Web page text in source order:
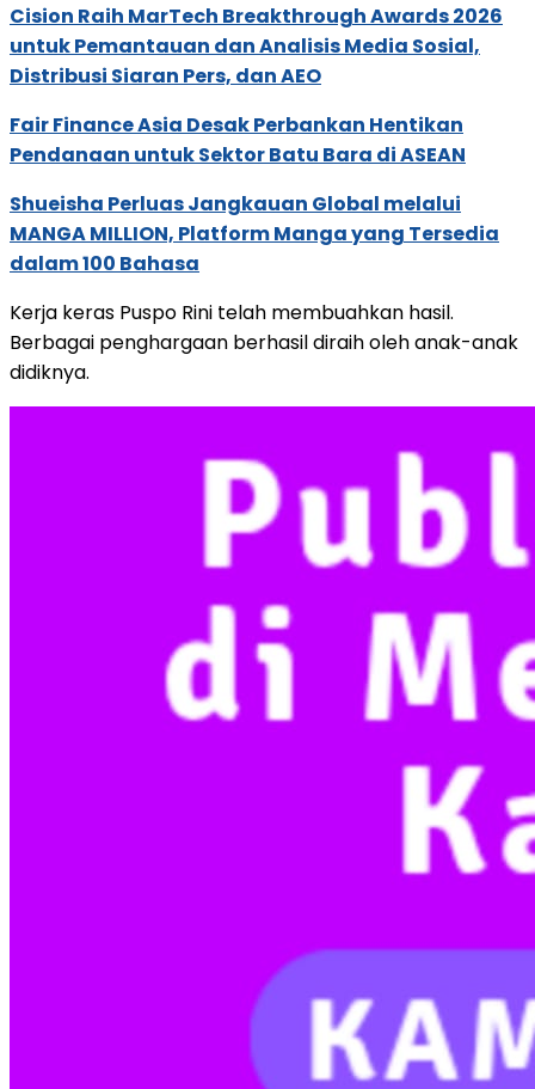
Cision Raih MarTech Breakthrough Awards 2026
untuk Pemantauan dan Analisis Media Sosial,
Distribusi Siaran Pers, dan AEO
Fair Finance Asia Desak Perbankan Hentikan
Pendanaan untuk Sektor Batu Bara di ASEAN
Shueisha Perluas Jangkauan Global melalui
MANGA MILLION, Platform Manga yang Tersedia
dalam 100 Bahasa
Kerja keras Puspo Rini telah membuahkan hasil.
Berbagai penghargaan berhasil diraih oleh anak-anak
didiknya.